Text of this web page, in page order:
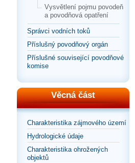
Vysvětlení pojmu povodeň
a povodňová opatření
Správci vodních toků
Příslušný povodňový orgán
Příslušné související povodňové
komise
Věcná část
Charakteristika zájmového území
Hydrologické údaje
Charakteristika ohrožených
objektů